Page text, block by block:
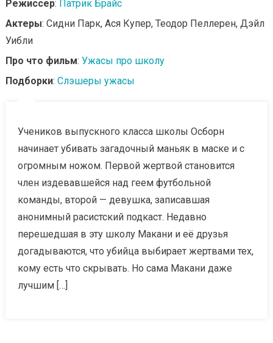
Режиссер: Патрик Брайс
Актеры: Сидни Парк, Ася Купер, Теодор Пеллерен, Дэйл
Уибли
Про что фильм: Ужасы про школу
Подборки: Слэшеры ужасы
Учеников выпускного класса школы Осборн
начинает убивать загадочный маньяк в маске и с
огромным ножом. Первой жертвой становится
член издевавшейся над геем футбольной
команды, второй — девушка, записавшая
анонимный расистский подкаст. Недавно
перешедшая в эту школу Макани и её друзья
догадываются, что убийца выбирает жертвами тех,
кому есть что скрывать. Но сама Макани даже
лучшим […]